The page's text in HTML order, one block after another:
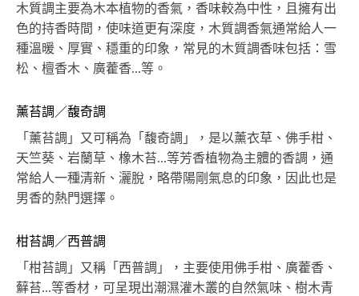
木質調主要為木本植物的香氣，香味較為中性，且擁有出
色的持香時間，使味道更有深度，木質調香氣通常給人一
種溫暖、厚實、穩重的印象，常見的木質調香味包括：雪
松、檀香木、廣藿香...等。
薰苔調／馥奇調
「薰苔調」又可稱為「馥奇調」，是以薰衣草、佛手柑、
天竺葵、岩蘭草、橡木苔...等芳香植物為主體的香調，通
常給人一種清新、灑脫，略帶陽剛氣息的印象，因此也是
男香的熱門選擇。
柑苔調／西普調
「柑苔調」又稱「西普調」，主要使用佛手柑、廣藿香、
蘚苔...等香材，可呈現出潮濕灌木叢的自然氣味、樹木青